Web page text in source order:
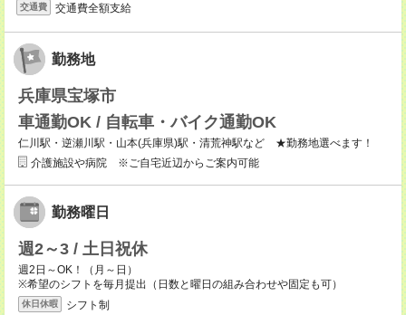
交通費 交通費全額支給
勤務地
兵庫県宝塚市
車通勤OK / 自転車・バイク通勤OK
仁川駅・逆瀬川駅・山本(兵庫県)駅・清荒神駅など ★勤務地選べます！
介護施設や病院 ※ご自宅近辺からご案内可能
勤務曜日
週2～3 / 土日祝休
週2日～OK！（月～日）
※希望のシフトを毎月提出（日数と曜日の組み合わせや固定も可）
休日休暇
シフト制